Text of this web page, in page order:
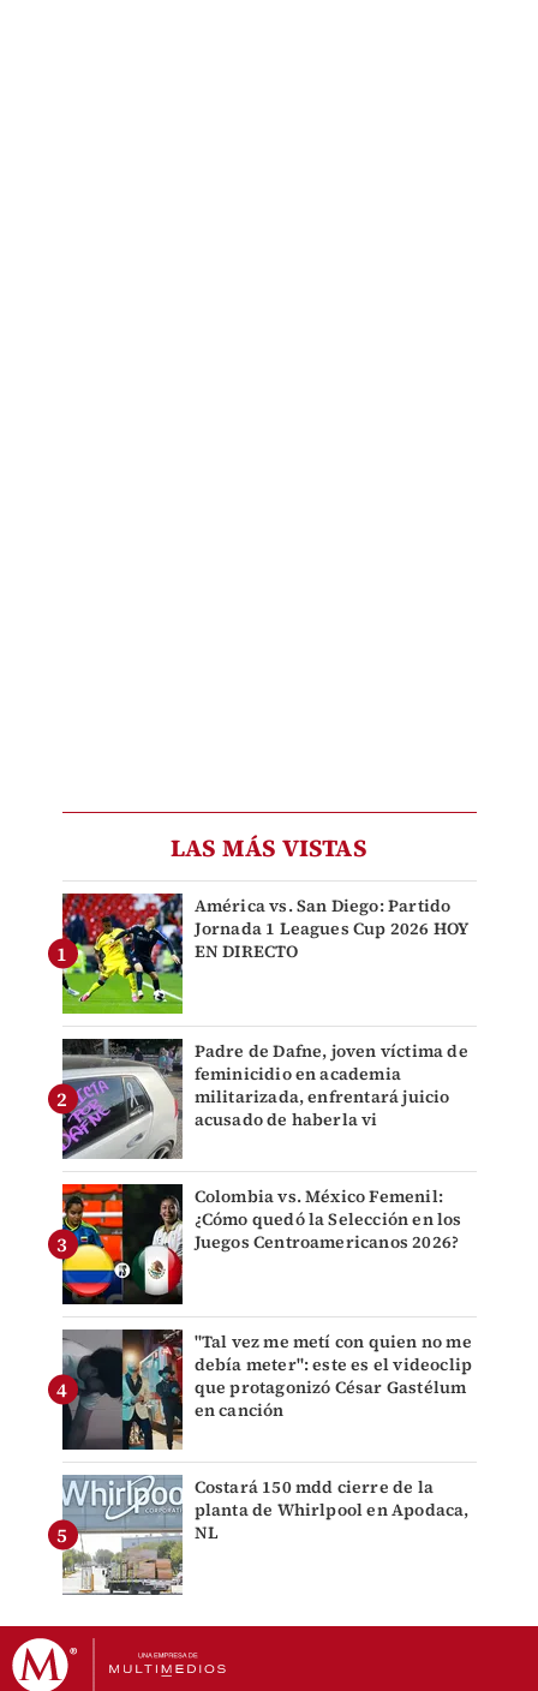
LAS MÁS VISTAS
América vs. San Diego: Partido
Jornada 1 Leagues Cup 2026 HOY
EN DIRECTO
Padre de Dafne, joven víctima de
feminicidio en academia
militarizada, enfrentará juicio
acusado de haberla vi
Colombia vs. México Femenil:
¿Cómo quedó la Selección en los
Juegos Centroamericanos 2026?
"Tal vez me metí con quien no me
debía meter": este es el videoclip
que protagonizó César Gastélum
en canción
Costará 150 mdd cierre de la
planta de Whirlpool en Apodaca,
NL